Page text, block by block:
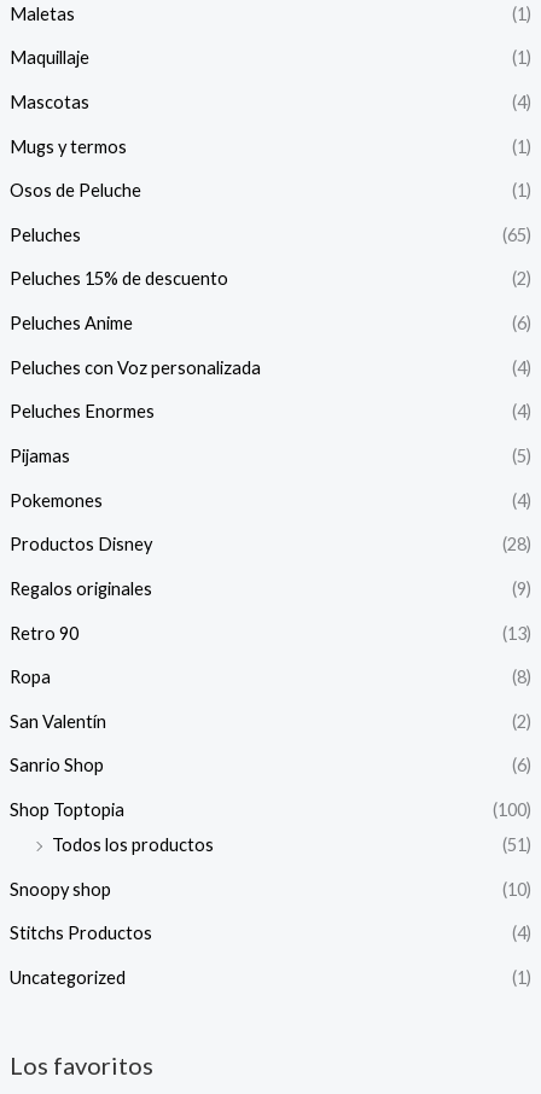
Maletas (1)
Maquillaje (1)
Mascotas (4)
Mugs y termos (1)
Osos de Peluche (1)
Peluches (65)
Peluches 15% de descuento (2)
Peluches Anime (6)
Peluches con Voz personalizada (4)
Peluches Enormes (4)
Pijamas (5)
Pokemones (4)
Productos Disney (28)
Regalos originales (9)
Retro 90 (13)
Ropa (8)
San Valentín (2)
Sanrio Shop (6)
Shop Toptopia
(100)
Todos los productos
(51)
Snoopy shop (10)
Stitchs Productos (4)
Uncategorized (1)
Los favoritos